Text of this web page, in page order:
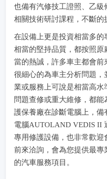
也備有汽修技工證照、乙
相關技術研討課程，不斷的
在設備上更是投資相當多的
相當的堅持品質，都按照原
當的熱誠，許多車主都會
很細心的為車主分析問題
業或服務上可說是相當高
問題查修或重大維修，都
護保養廠在診斷電腦上，
電腦AUTOLAND VEDIS II
專用修護設備，也非常歡
前來洽詢，會為您提供最
的汽車服務項目。